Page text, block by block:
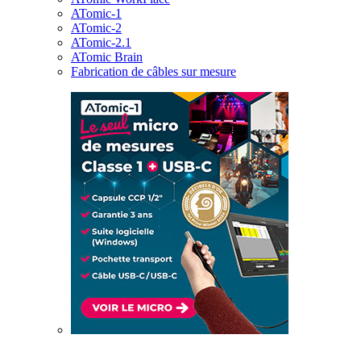
ATomic-1
ATomic-2
ATomic-2.1
ATomic Brain
Fabrication de câbles sur mesure